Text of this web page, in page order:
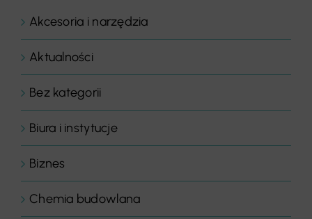
Akcesoria i narzędzia
Aktualności
Bez kategorii
Biura i instytucje
Biznes
Chemia budowlana